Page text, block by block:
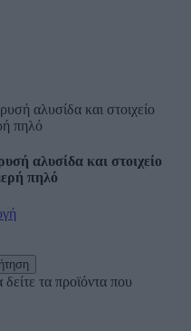
αλυσίδα και στοιχείο
πηλό
τα προϊόντα που